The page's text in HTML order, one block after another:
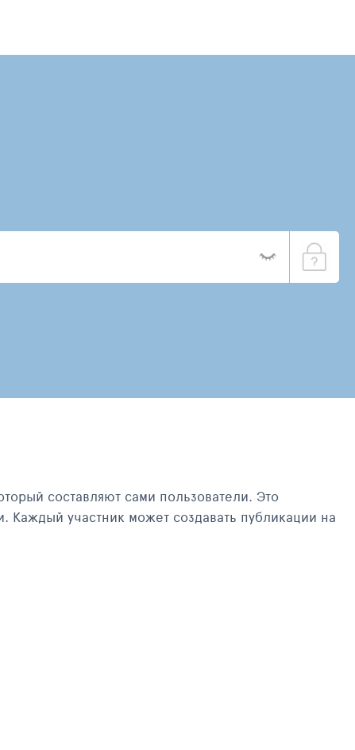
составляют сами пользователи. Это
Каждый участник может создавать публикации на